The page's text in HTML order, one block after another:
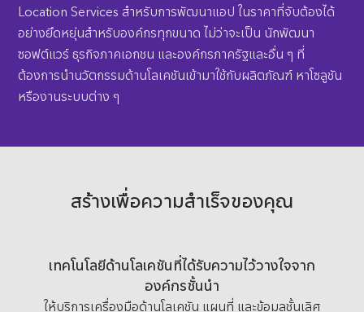
Location Services สำหรับการพัฒนาแอป ในราคาที่จับต้องได้
อย่างยึดหยุ่นสำหรับองค์กรทุกขนาด ไม่ว่าจะเป็น นักพัฒนา
ซอฟต์แวร์ ธุรกิจภาคเอกชน และองค์กรภาครัฐและอื่น ๆ ที่
ต้องการนำนวัตกรรมด้านโลเคชันเข้ามาใช้กับผลิตภัณฑ์ หาโซลูชัน
หรืองานระบบต่าง ๆ
สร้างเพื่อความสำเร็จของคุณ
เทคโนโลยีด้านโลเคชันที่ได้รับความไว้วางใจจาก
องค์กรชั้นนำ
ให้บริการเครื่องมือด้านโลเคชัน แผนที่ และข้อมูลชั้นเลิศ